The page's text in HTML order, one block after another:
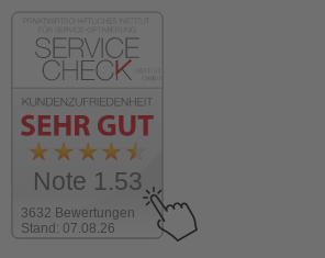
3632 Bewertungen
Stand: 07.08.26
Note 1.53